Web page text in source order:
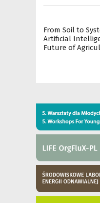
From Soil to
Artificial
Future of